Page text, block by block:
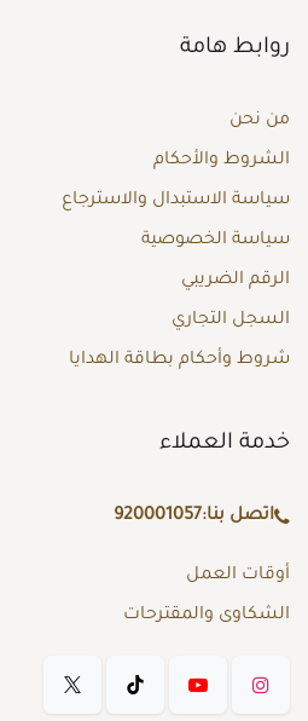
روابط هامة
من نحن
الشروط والأحكام
سياسة الاستبدال والاسترجاع
سياسة الخصوصية
الرقم الضريبي
السجل التجاري
شروط وأحكام بطاقة الهدايا
خدمة العملاء
اتصل بنا:920001057
أوقات العمل
الشكاوى والمقترحات